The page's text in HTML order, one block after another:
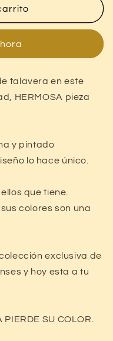
talavera en este
HERMOSA pieza
y pintado
lo hace único.
que tiene.
colores son una
exclusiva de
y hoy esta a tu
PIERDE SU COLOR.
a meses
yelige
Pago,